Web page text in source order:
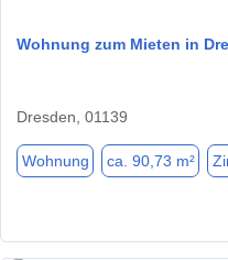
Wohnung zum Mieten in
Dresden, 01139
Wohnung ca. 90,73 m²